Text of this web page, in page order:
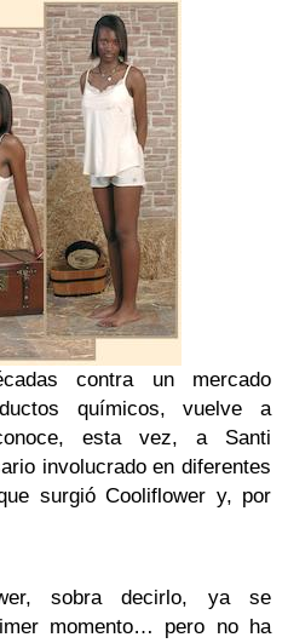
contra un mercado
químicos, vuelve a
esta vez, a Santi
involucrado en diferentes
surgió Cooliflower y, por
sobra decirlo, ya se
momento… pero no ha